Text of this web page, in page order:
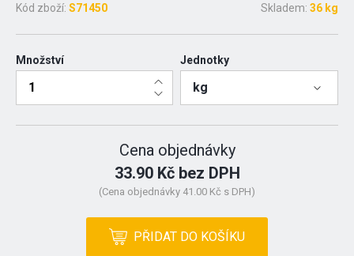
Kód zboží: S71450 Skladem: 36 kg
Množství Jednotky
kg
Cena objednávky
33.90 Kč bez DPH
(Cena objednávky 41.00 Kč s DPH)
PŘIDAT DO KOŠÍKU